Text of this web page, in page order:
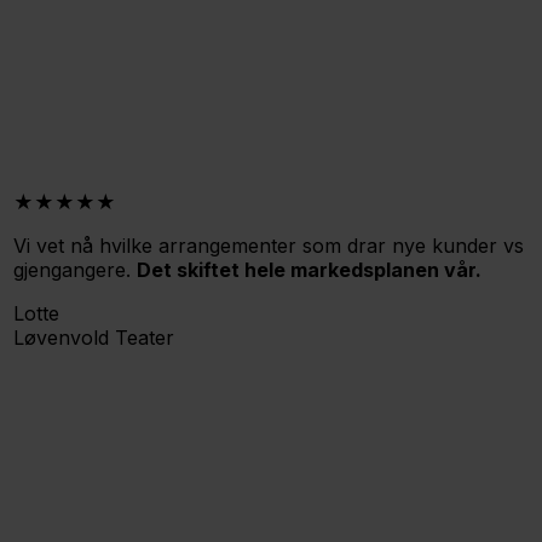
★★★★★
Vi vet nå hvilke arrangementer som drar nye kunder vs
gjengangere. Det skiftet hele markedsplanen vår.
Lotte
Løvenvold Teater